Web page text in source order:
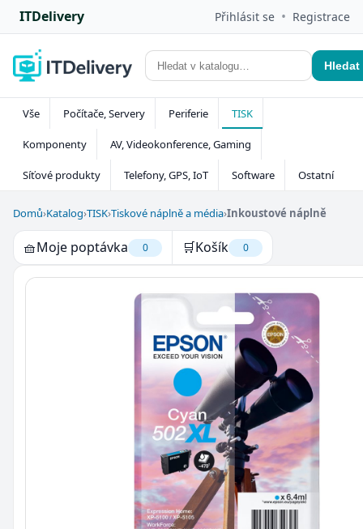
ITDelivery Přihlásit se • Registrace
Hledat
Vše Počítače, Servery Periferie TISK
Komponenty AV, Videokonference, Gaming
Síťové produkty Telefony, GPS, IoT Software Ostatní
Domů›Katalog›TISK›Tiskové náplně a média›Inkoustové náplně
🧺Moje poptávka 0 🛒Košík 0